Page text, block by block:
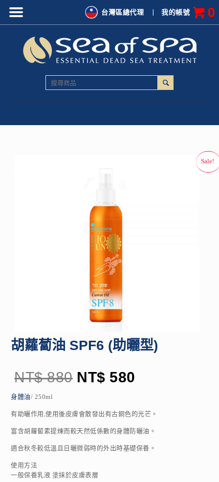
胡蘿蔔油 SPF6 (助曬型)
NT$880 NT$ 580
身體油/ 250ml
有助曬作用,使用後皮膚會散發出有古銅色的光芒。
富含胡蘿蔔素提煉而較天然低係數的身體防曬油。
適合秋冬較低溫且日曬微弱時的外出時基礎保養。
使用方法
一般保養乳液 塗抹於皮膚表層
|我的帳號 0
台灣區總代理